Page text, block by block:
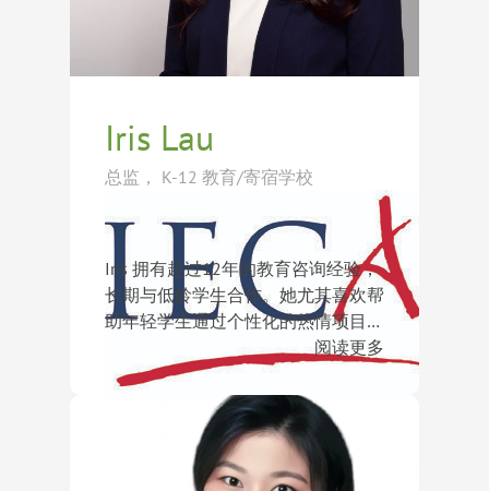
Upper Canada College、Appleby
College、Bishop Strachan School、
Oundle School、University of
University of Chicago、Dartmouth
College、University of California,
Berkeley、Duke University、London
School of Economics 和 University of
Toronto。
Iris Lau
总监， K-12 教育/寄宿学校
Iris 拥有超过12年的教育咨询经验，
长期与低龄学生合作。她尤其喜欢帮
助年轻学生通过个性化的热情项目探
索兴趣，激发他们的潜能。
Iris 具有跨越中西教育体系的背景，
并毫无保留地分享她的留学经历，帮
助家庭理解其中的差异，从而更好地
指导孩子。Iris 出生于澳大利亚，但
在香港生活了14年，就读于当地的
Maryknoll Convent School。之后她
Iris 曾走访超过80所美国、英国、瑞
士和加拿大的寄宿学校。除了留下足
迹，她也帮助学生成功进入顶尖寄宿
阅读更多